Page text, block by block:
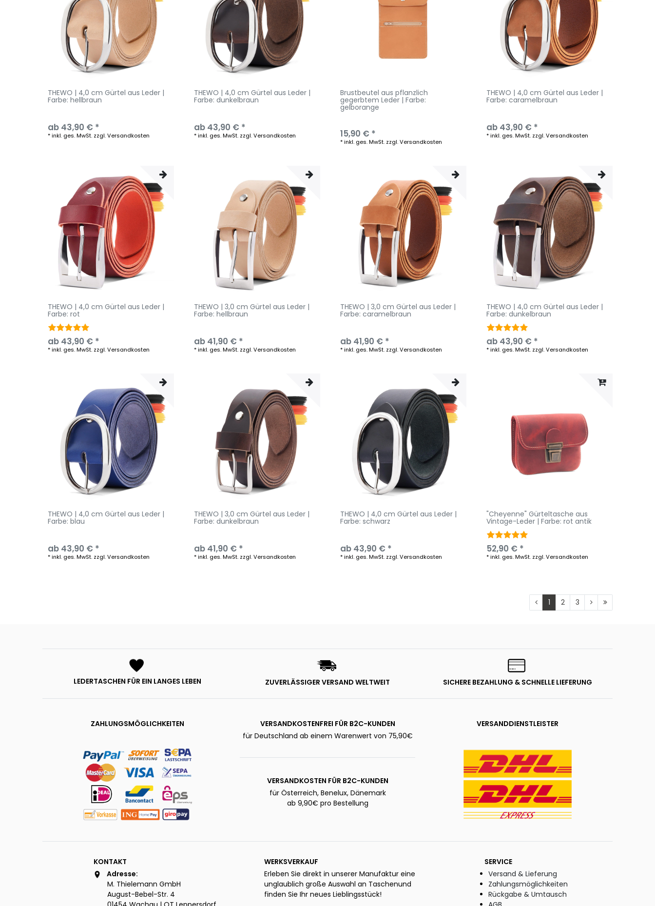
THEWO | 4,0 cm Gürtel aus Leder |
Farbe: hellbraun
ab 43,90 € *
*inkl. ges. MwSt. zzgl.Versandkosten
THEWO | 4,0 cm Gürtel aus Leder |
Farbe: dunkelbraun
ab 43,90 € *
*inkl. ges. MwSt. zzgl.Versandkosten
Brustbeutel aus pflanzlich
gegerbtem Leder | Farbe:
gelborange
15,90 € *
*inkl. ges. MwSt. zzgl.Versandkosten
THEWO | 4,0 cm Gürtel aus Leder |
Farbe: caramelbraun
ab 43,90 € *
*inkl. ges. MwSt. zzgl.Versandkosten
THEWO | 4,0 cm Gürtel aus Leder |
Farbe: rot
ab 43,90 € *
*inkl. ges. MwSt. zzgl.Versandkosten
THEWO | 3,0 cm Gürtel aus Leder |
Farbe: hellbraun
ab 41,90 € *
*inkl. ges. MwSt. zzgl.Versandkosten
THEWO | 3,0 cm Gürtel aus Leder |
Farbe: caramelbraun
ab 41,90 € *
*inkl. ges. MwSt. zzgl.Versandkosten
THEWO | 4,0 cm Gürtel aus Leder |
Farbe: dunkelbraun
ab 43,90 € *
*inkl. ges. MwSt. zzgl.Versandkosten
THEWO | 4,0 cm Gürtel aus Leder |
Farbe: blau
ab 43,90 € *
*inkl. ges. MwSt. zzgl.Versandkosten
THEWO | 3,0 cm Gürtel aus Leder |
Farbe: dunkelbraun
ab 41,90 € *
*inkl. ges. MwSt. zzgl.Versandkosten
THEWO | 4,0 cm Gürtel aus Leder |
Farbe: schwarz
ab 43,90 € *
*inkl. ges. MwSt. zzgl.Versandkosten
"Cheyenne" Gürteltasche aus
Vintage-Leder | Farbe: rot antik
52,90 € *
*inkl. ges. MwSt. zzgl.Versandkosten
1 2 3
LEDERTASCHEN FÜR EIN LANGES LEBEN ZUVERLÄSSIGER VERSAND WELTWEIT SICHERE BEZAHLUNG & SCHNELLE LIEFERUNG
ZAHLUNGSMÖGLICHKEITEN
VERSANDKOSTENFREI FÜR B2C-KUNDEN
für Deutschland ab einem Warenwert von 75,90€
VERSANDKOSTEN FÜR B2C-KUNDEN
für Österreich, Benelux, Dänemark
ab 9,90€ pro Bestellung
VERSANDDIENSTLEISTER
KONTAKT
Adresse:
M. Thielemann GmbH
August-Bebel-Str. 4
WERKSVERKAUF
Erleben Sie direkt in unserer Manufaktur eine
unglaublich große Auswahl an Taschenund
finden Sie Ihr neues Lieblingsstück!
SERVICE
Versand & Lieferung
Zahlungsmöglichkeiten
Rückgabe & Umtausch